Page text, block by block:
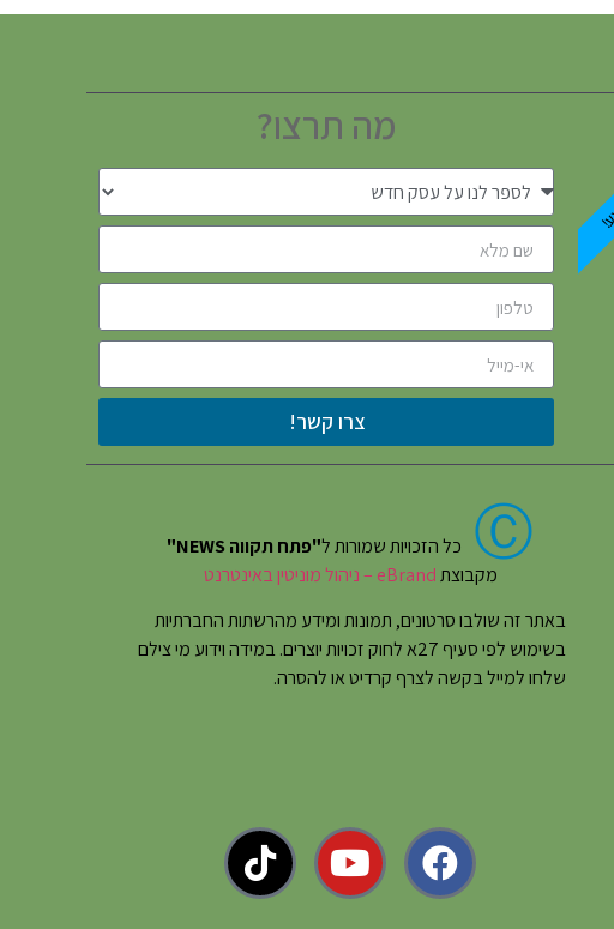
מה תרצו?
צרו קשר!
Ⓒ כל הזכויות שמורות ל"פתח תקווה NEWS"
מקבוצתeBrand – ניהול מוניטין באינטרנט
באתר זה שולבו סרטונים, תמונות ומידע מהרשתות החברתיות
בשימוש לפי סעיף 27א לחוק זכויות יוצרים. במידה וידוע מי צילם
שלחו למייל בקשה לצרף קרדיט או להסרה.